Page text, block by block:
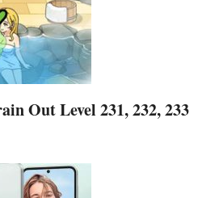
Out Level 231, 232, 233